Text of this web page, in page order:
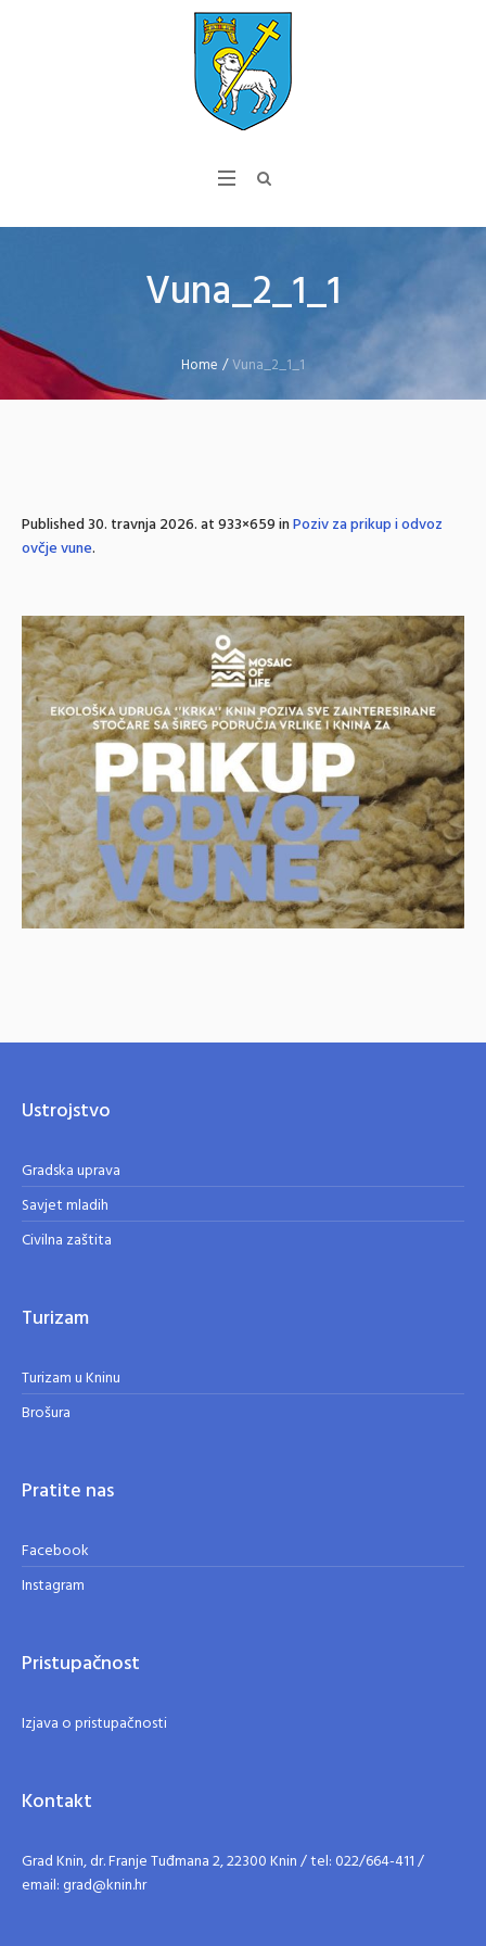
Vuna_2_1_1
Home /Vuna_2_1_1
Published30. travnja 2026.at 933×659 inPoziv za prikup i odvoz
ovčje vune.
Ustrojstvo
Gradska uprava
Savjet mladih
Civilna zaštita
Turizam
Turizam u Kninu
Brošura
Pratite nas
Facebook
Instagram
Pristupačnost
Izjava o pristupačnosti
Kontakt
Grad Knin, dr. Franje Tuđmana 2, 22300 Knin / tel: 022/664-411 /
email: grad@knin.hr